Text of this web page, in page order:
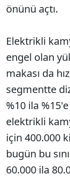
önünü açtı.
Elektrikli
engel olan
makası da
segmentte
%10 ila
elektrikli
için 400.000
bugün bu
60.000 ila